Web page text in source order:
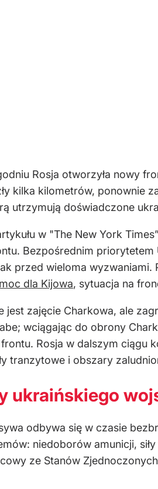
Rosja otworzyła nowy
kilka kilometrów, ponownie
utrzymują doświadczone
w "The New York
Bezpośrednim
przed wieloma
dla Kijowa, sytuacja na
jest zajęcie Charkowa, ale
wciągając do obrony
Rosja w dalszym ciągu
tranzytowe i obszary
ukraińskiego
odbywa się w czasie
niedoborów amunicji,
ze Stanów